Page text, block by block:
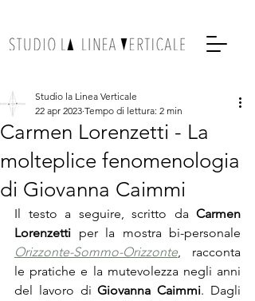
Carmen Lorenzetti - La
molteplice fenomenologia
di Giovanna Caimmi
Studio la Linea Verticale
22 apr 2023 Tempo di lettura: 2 min
Il testo a seguire, scritto da Carmen
Lorenzetti
Orizzonte-Sommo-Orizzonte, racconta
le pratiche e la mutevolezza negli anni
del lavoro di Giovanna Caimmi. Dagli